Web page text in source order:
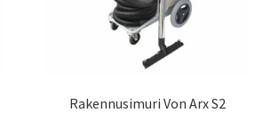
Rakennusimuri Von Arx S2